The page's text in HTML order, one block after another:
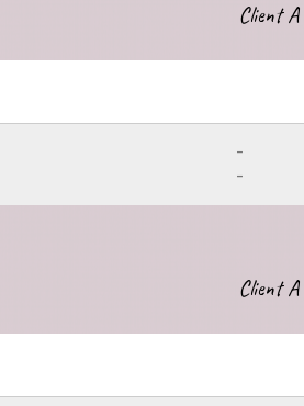
Client A
-
-
Client A